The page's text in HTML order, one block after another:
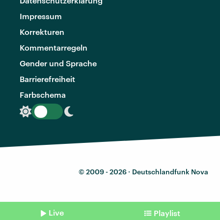
Impressum
Korrekturen
Kommentarregeln
Gender und Sprache
Barrierefreiheit
Farbschema
© 2009 - 2026 · Deutschlandfunk Nova
Live Playlist